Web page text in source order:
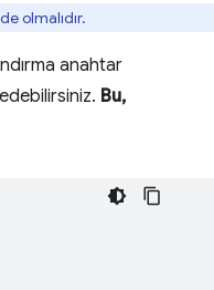
olmalıdır.
anahtar
Bu,